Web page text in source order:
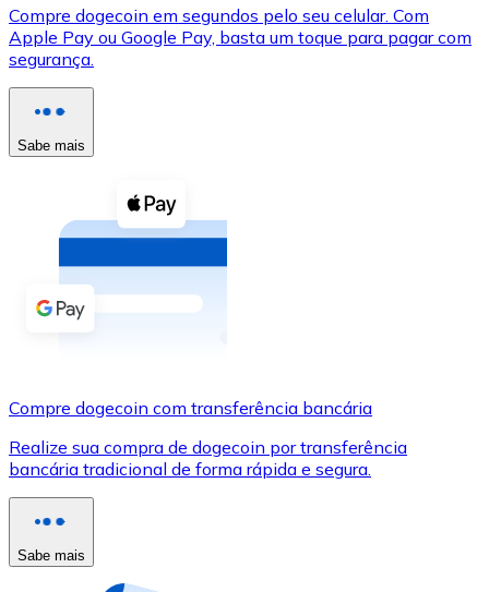
XRP
XRP
Ver tudo
Cupons cripto
Compre criptomoedas com dinheiro e outros
Comprar com dinheiro
Transferência SEPA
Use cartões Visa e Mastercard para comprar
Comprar com cartão
Compre dogecoin em segundos pelo seu celular. Com
Apple Pay ou Google Pay, basta um toque para pagar com
segurança.
Sabe mais
Compre dogecoin com transferência bancária
Realize sua compra de dogecoin por transferência
bancária tradicional de forma rápida e segura.
Sabe mais